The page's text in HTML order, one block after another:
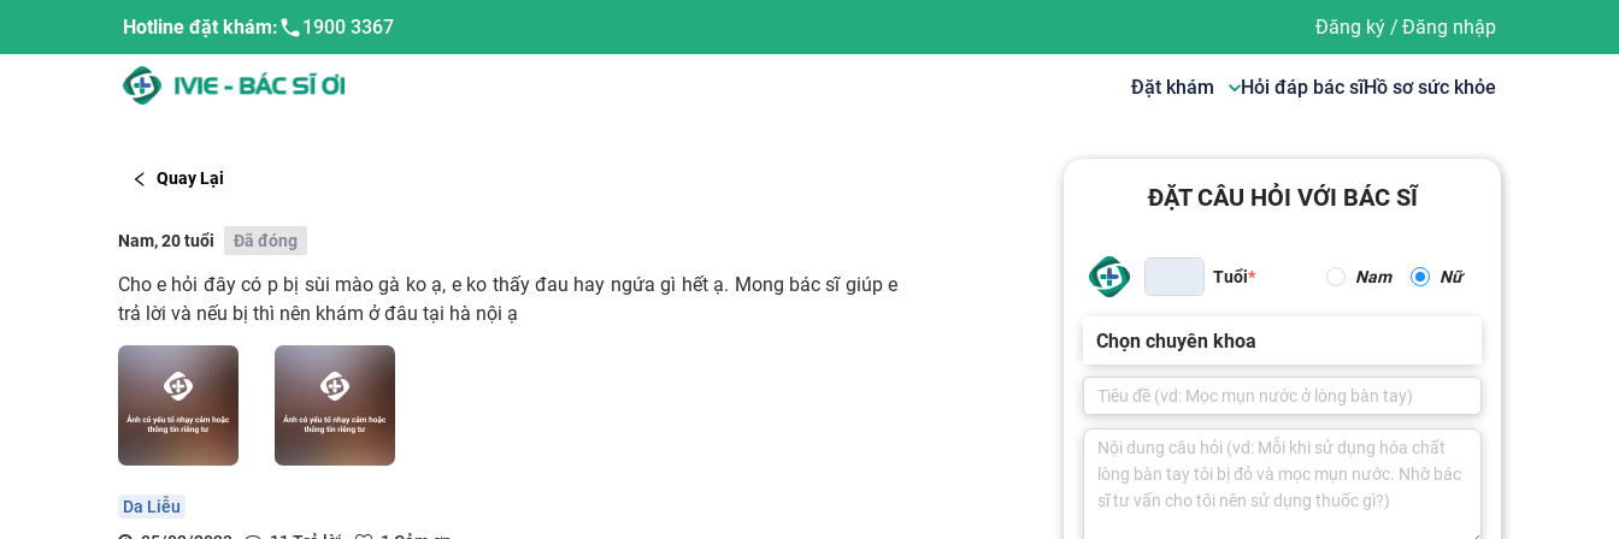
Hotline đặt khám: 1900 3367 Đăng ký/ Đăng nhập
Đặt khám Hỏi đáp bác sĩHồ sơ sức khỏe
Quay Lại
Nam, 20 tuổi Đã đóng
Cho e hỏi đây có p bị sùi mào gà ko ạ, e ko thấy đau hay ngứa gì hết ạ. Mong bác sĩ giúp e
trả lời và nếu bị thì nên khám ở đâu tại hà nội ạ
Da Liễu
ĐẶT CÂU HỎI VỚI BÁC SĨ
Tuổi Nam Nữ
Chọn chuyên khoa